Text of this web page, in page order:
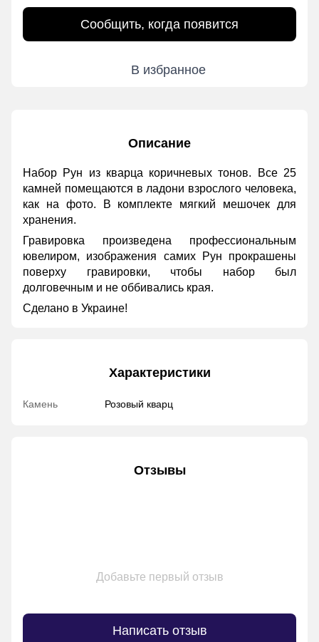
Сообщить, когда появится
В избранное
Описание
Набор Рун из кварца коричневых тонов. Все 25
камней помещаются в ладони взрослого человека,
как на фото. В комплекте мягкий мешочек для
хранения.
Гравировка произведена профессиональным
ювелиром, изображения самих Рун прокрашены
поверху гравировки, чтобы набор был
долговечным и не оббивались края.
Сделано в Украине!
Характеристики
Камень Розовый кварц
Отзывы
Добавьте первый отзыв
Написать отзыв